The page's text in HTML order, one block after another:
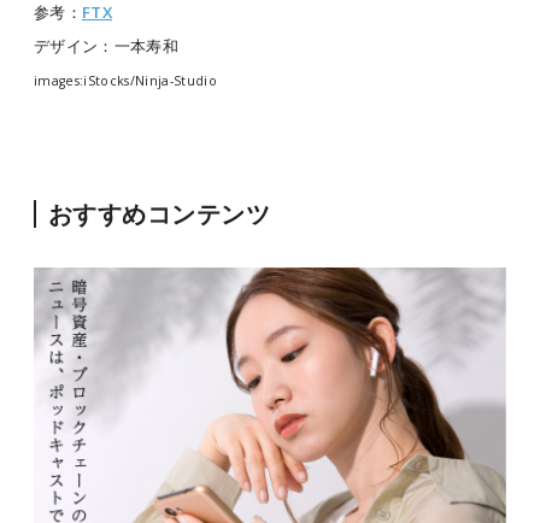
参考： FTX
デザイン：一本寿和
images:iStocks/Ninja-Studio
おすすめコンテンツ